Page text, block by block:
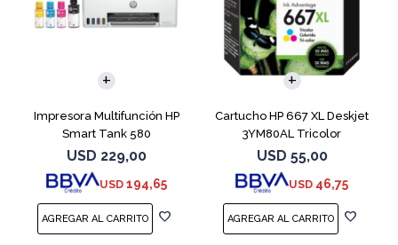
Impresora Multifunción HP
Smart Tank 580
USD 229,00
USD 194,65
Cartucho HP 667 XL Deskjet
3YM80AL Tricolor
USD 55,00
USD 46,75